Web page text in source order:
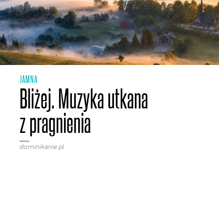
JAMNA
Bliżej. Muzyka utkana
z pragnienia
dominikanie.pl